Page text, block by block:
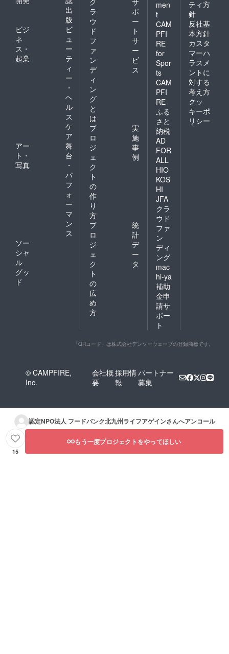
出
版
ビジ
ネ
ス・
起業
ビ
ュ
ー
テ
ィ
ー
・
ヘ
ル
ス
ケ
ア
アー
ト・
写真
舞
台
・
パ
フ
ォ
ー
マ
ン
ス
ソー
シャ
ル
グッ
ド
ラ
ウ
ド
フ
ァ
ン
デ
ィ
ン
グ
と
は
ポ
ー
ト
サ
ー
ビ
ス
プ
ロ
ジ
ェ
ク
ト
の
作
り
方
実
施
事
例
プ
ロ
ジ
ェ
ク
ト
の
広
め
方
統
計
デ
ー
タ
men
t
CAM
PFI
RE
for
Spor
ts
CAM
PFI
RE
ふる
さと
納税
AD
FOR
ALL
HIO
KOS
HI
JFA
クラ
ウド
ファ
ン
ディ
ング
mac
hi-ya
補助
金申
請サ
ポー
ト
ティ方
針
反社基
本方針
カスタ
マーハ
ラスメ
ントに
対する
考え方
クッ
キーポ
リシー
「QRコード」は株式会社デンソーウェーブの登録商標です。
© CAMPFIRE,
Inc.
会社概
要
採用情
報
パートナー
募集
認定NPO法人 フードバンク北九州ライフアゲインさんへアンコール
15
もう一度プロジェクトをやってほしい